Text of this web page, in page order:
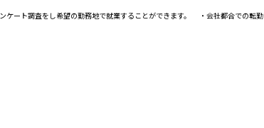
ート調査をし希望の勤務地で就業することができます。 ・会社都合での転勤